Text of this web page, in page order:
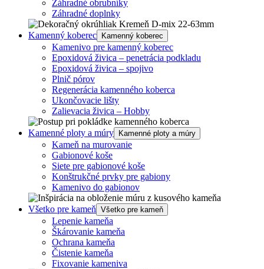
Záhradné obrubníky
Záhradné doplnky
Kamenný koberec Kamenný koberec
Kamenivo pre kamenný koberec
Epoxidová živica – penetrácia podkladu
Epoxidová živica – spojivo
Plnič pórov
Regenerácia kamenného koberca
Ukončovacie lišty
Zalievacia živica – Hobby
Kamenné ploty a múry Kamenné ploty a múry
Kameň na murovanie
Gabionové koše
Siete pre gabionové koše
Konštrukčné prvky pre gabiony
Kamenivo do gabionov
Všetko pre kameň Všetko pre kameň
Lepenie kameňa
Škárovanie kameňa
Ochrana kameňa
Čistenie kameňa
Fixovanie kameniva